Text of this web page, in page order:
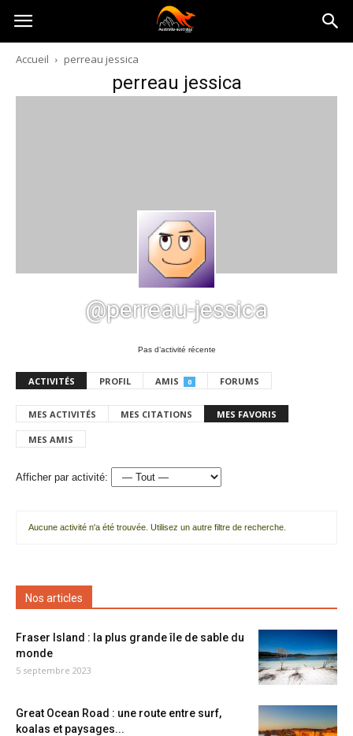
Australia-
australie.com
Accueil perreau jessica
perreau jessica
@perreau-jessica
Pas d’activité récente
ACTIVITÉS PROFIL AMIS 0 FORUMS
MES ACTIVITÉS MES CITATIONS MES FAVORIS
MES AMIS
Afficher par activité:
Aucune activité n'a été trouvée. Utilisez un autre filtre de recherche.
Nos articles
Fraser Island : la plus grande île de sable du
monde
5 septembre 2023
Great Ocean Road : une route entre surf,
koalas et paysages...